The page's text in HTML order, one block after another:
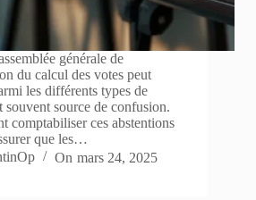
générale de
du calcul des votes peut
les différents types de
souvent source de confusion.
comptabiliser ces abstentions
que les…
On mars 24, 2025